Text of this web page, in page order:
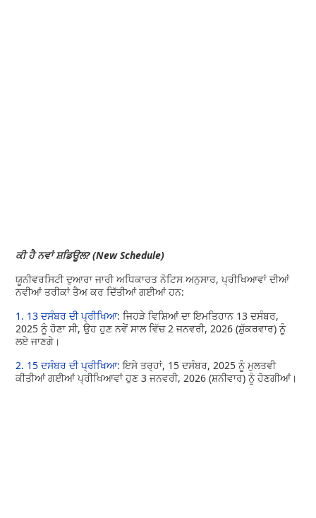
ਕੀ ਹੈ ਨਵਾਂ ਸ਼ਡਿਊਲ? (New Schedule)
ਯੂਨੀਵਰਸਿਟੀ ਦੁਆਰਾ ਜਾਰੀ ਅਧਿਕਾਰਤ ਨੋਟਿਸ ਅਨੁਸਾਰ, ਪ੍ਰੀਖਿਆਵਾਂ ਦੀਆਂ
ਨਵੀਆਂ ਤਰੀਕਾਂ ਤੈਅ ਕਰ ਦਿੱਤੀਆਂ ਗਈਆਂ ਹਨ:
1. 13 ਦਸੰਬਰ ਦੀ ਪ੍ਰੀਖਿਆ: ਜਿਹੜੇ ਵਿਸ਼ਿਆਂ ਦਾ ਇਮਤਿਹਾਨ 13 ਦਸੰਬਰ,
2025 ਨੂੰ ਹੋਣਾ ਸੀ, ਉਹ ਹੁਣ ਨਵੇਂ ਸਾਲ ਵਿੱਚ 2 ਜਨਵਰੀ, 2026 (ਸ਼ੁੱਕਰਵਾਰ) ਨੂੰ
ਲਏ ਜਾਣਗੇ।
2. 15 ਦਸੰਬਰ ਦੀ ਪ੍ਰੀਖਿਆ: ਇਸੇ ਤਰ੍ਹਾਂ, 15 ਦਸੰਬਰ, 2025 ਨੂੰ ਮੁਲਤਵੀ
ਕੀਤੀਆਂ ਗਈਆਂ ਪ੍ਰੀਖਿਆਵਾਂ ਹੁਣ 3 ਜਨਵਰੀ, 2026 (ਸ਼ਨੀਵਾਰ) ਨੂੰ ਹੋਣਗੀਆਂ।